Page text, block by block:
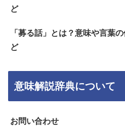
ど
「募る話」とは？意味や言葉
ど
意味解説辞典について
お問い合わせ